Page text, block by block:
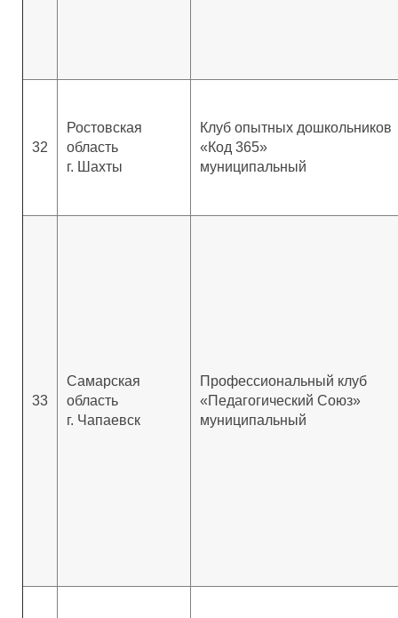
32
Ростовская
область
г. Шахты
Клуб опытных дошкольников
«Код 365»
муниципальный
33
Самарская
область
г. Чапаевск
Профессиональный клуб
«Педагогический Союз»
муниципальный